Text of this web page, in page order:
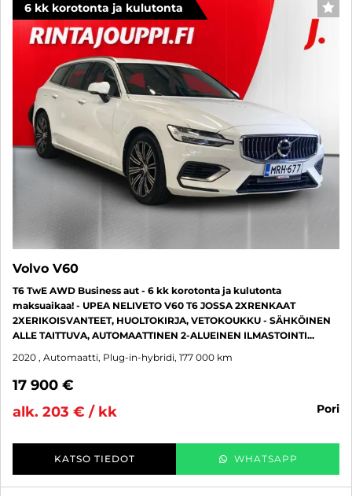
6 kk korotonta ja kulutonta
Volvo V60
T6 TwE AWD Business aut - 6 kk korotonta ja kulutonta
maksuaikaa! - UPEA NELIVETO V60 T6 JOSSA 2XRENKAAT
2XERIKOISVANTEET, HUOLTOKIRJA, VETOKOUKKU - SÄHKÖINEN
ALLE TAITTUVA, AUTOMAATTINEN 2-ALUEINEN ILMASTOINTI...
2020 , Automaatti, Plug-in-hybridi, 177 000 km
17 900 €
alk. 203 € / kk
pori
KATSO TIEDOT WHATSAPP